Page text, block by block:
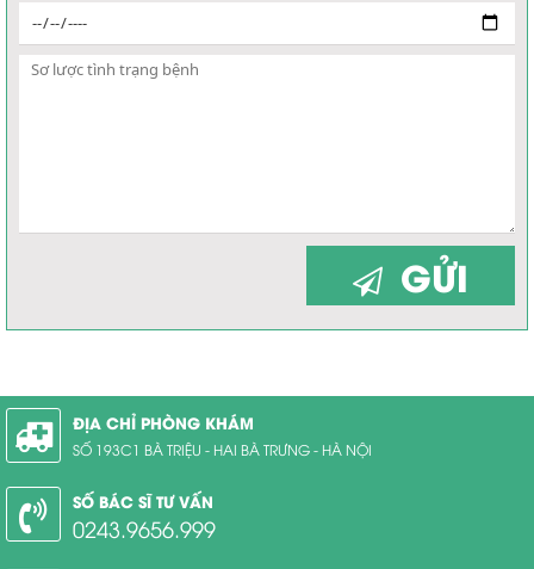
GỬI
ĐỊA CHỈ PHÒNG KHÁM
SỐ 193C1 BÀ TRIỆU - HAI BÀ TRƯNG - HÀ NỘI
SỐ BÁC SĨ TƯ VẤN
0243.9656.999